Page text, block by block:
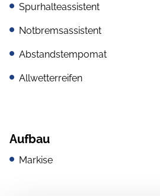
Spurhalteassistent
Notbremsassistent
Abstandstempomat
Allwetterreifen
Aufbau
Markise